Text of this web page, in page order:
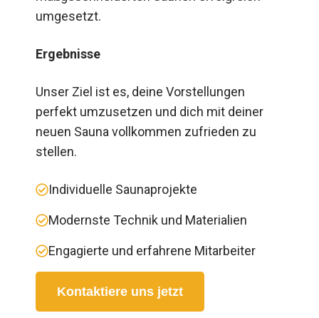
umgesetzt.
Ergebnisse
Unser Ziel ist es, deine Vorstellungen
perfekt umzusetzen und dich mit deiner
neuen Sauna vollkommen zufrieden zu
stellen.
Individuelle Saunaprojekte
Modernste Technik und Materialien
Engagierte und erfahrene Mitarbeiter
Kontaktiere uns jetzt